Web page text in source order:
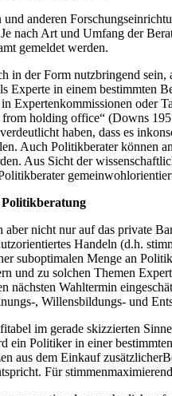
anderen
nach Art und Umfang der
gemeldet werden.
in der Form nutzbringend
Experte in einem bestimmten
Expertenkommissionen oder
holding office“ (Downs
haben, dass es
Auch Politikberater können
Aus Sicht der
nicht nur auf das private
Handeln (d.h.
suboptimalen Menge an
und zu solchen Themen
nächsten Wahltermin
, Willensbildungs- und
im gerade skizzierten
ein Politiker in einer
aus dem Einkauf
Für